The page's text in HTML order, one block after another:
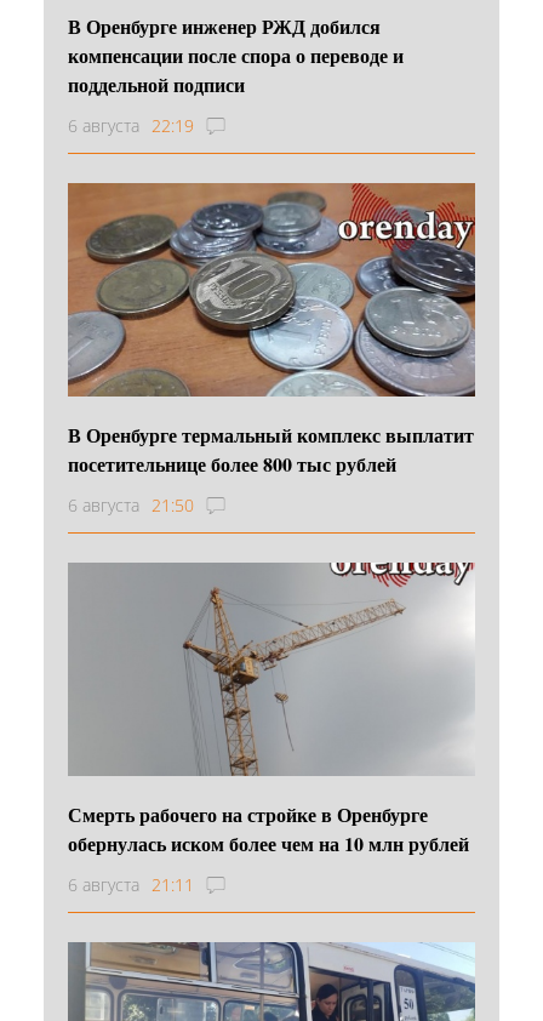
В Оренбурге инженер РЖД добился
компенсации после спора о переводе и
поддельной подписи
6 августа 22:19
В Оренбурге термальный комплекс выплатит
посетительнице более 800 тыс рублей
6 августа 21:50
Смерть рабочего на стройке в Оренбурге
обернулась иском более чем на 10 млн рублей
6 августа 21:11